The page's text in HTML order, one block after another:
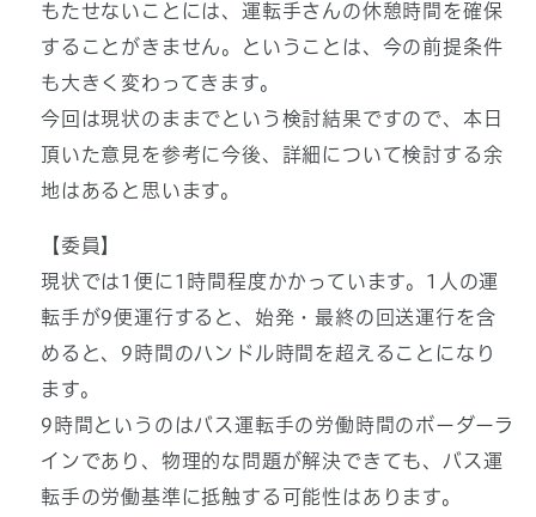
もたせないことには、運転手さんの休憩時間を確保
することがきません。ということは、今の前提条件
も大きく変わってきます。
今回は現状のままでという検討結果ですので、本日
頂いた意見を参考に今後、詳細について検討する余
地はあると思います。
【委員】
現状では1便に1時間程度かかっています。1人の運
転手が9便運行すると、始発・最終の回送運行を含
めると、9時間のハンドル時間を超えることになり
ます。
9時間というのはバス運転手の労働時間のボーダーラ
インであり、物理的な問題が解決できても、バス運
転手の労働基準に抵触する可能性はあります。